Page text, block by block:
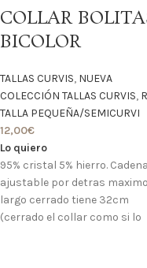
COLLAR
BICOLOR
TALLAS CURVIS, NUEVA
COLECCIÓN TALLAS CURVIS,
TALLA PEQUEÑA/SEMICURVI
12,00€
Lo quiero
95% cristal 5% hierro. Cadena
ajustable por detras
largo cerrado tiene 32cm
(cerrado el collar como si lo